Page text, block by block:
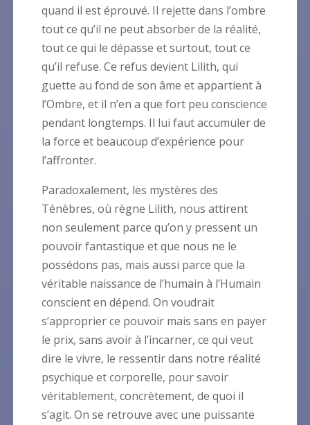
quand il est éprouvé. Il rejette dans l’ombre
tout ce qu’il ne peut absorber de la réalité,
tout ce qui le dépasse et surtout, tout ce
qu’il refuse. Ce refus devient Lilith, qui
guette au fond de son âme et appartient à
l’Ombre, et il n’en a que fort peu conscience
pendant longtemps. Il lui faut accumuler de
la force et beaucoup d’expérience pour
l’affronter.
Paradoxalement, les mystères des
Ténèbres, où règne Lilith, nous attirent
non seulement parce qu’on y pressent un
pouvoir fantastique et que nous ne le
possédons pas, mais aussi parce que la
véritable naissance de l’humain à l’Humain
conscient en dépend. On voudrait
s’approprier ce pouvoir mais sans en payer
le prix, sans avoir à l’incarner, ce qui veut
dire le vivre, le ressentir dans notre réalité
psychique et corporelle, pour savoir
véritablement, concrètement, de quoi il
s’agit. On se retrouve avec une puissante